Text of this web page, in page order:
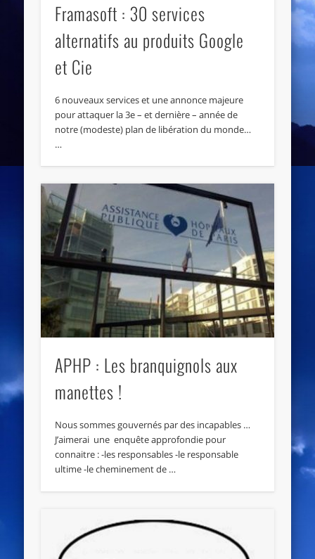
Framasoft : 30 services
alternatifs au produits Google
et Cie
6 nouveaux services et une annonce majeure
pour attaquer la 3e – et dernière – année de
notre (modeste) plan de libération du monde…
…
APHP : Les branquignols aux
manettes !
Nous sommes gouvernés par des incapables …
J’aimerai une enquête approfondie pour
connaitre : -les responsables -le responsable
ultime -le cheminement de …